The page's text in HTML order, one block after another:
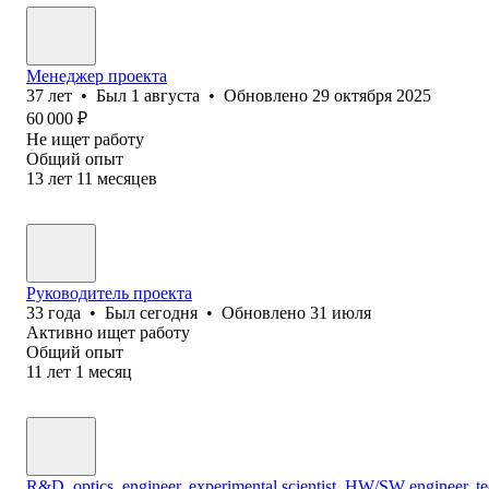
Менеджер проекта
37 лет • Был 1 августа • Обновлено 29 октября 2025
60 000 ₽
Не ищет работу
Общий опыт
13 лет 11 месяцев
Руководитель проекта
33 года • Был сегодня • Обновлено 31 июля
Активно ищет работу
Общий опыт
11 лет 1 месяц